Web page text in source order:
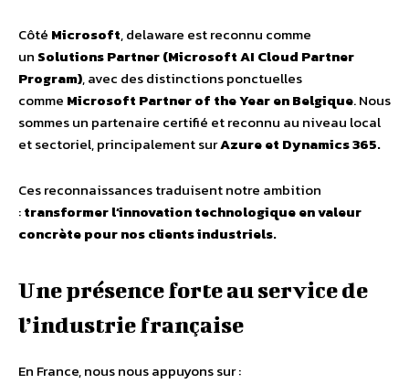
Côté Microsoft, delaware est reconnu comme
un Solutions Partner (Microsoft AI Cloud Partner
Program), avec des distinctions ponctuelles
comme Microsoft Partner of the Year en Belgique. Nous
sommes un partenaire certifié et reconnu au niveau local
et sectoriel, principalement surAzure et Dynamics 365.
Ces reconnaissances traduisent notre ambition
:transformer l’innovation technologique en valeur
concrète pour nos clients industriels.
Une présence forte au service de
l’industrie française
En France, nous nous appuyons sur :